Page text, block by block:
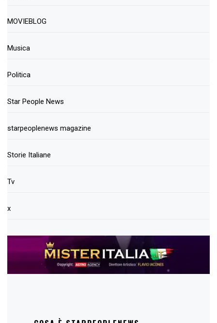
MOVIEBLOG
Musica
Politica
Star People News
starpeoplenews magazine
Storie Italiane
Tv
x